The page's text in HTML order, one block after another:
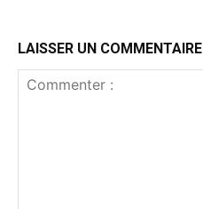
LAISSER UN COMMENTAIRE